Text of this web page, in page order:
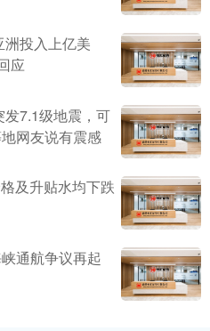
投入上亿美
应
7.1级地震，可
网友说有震感
及升贴水均下跌
通航争议再起